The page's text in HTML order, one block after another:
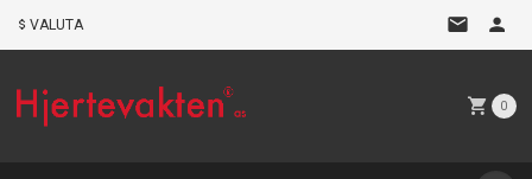
VALUTA
0